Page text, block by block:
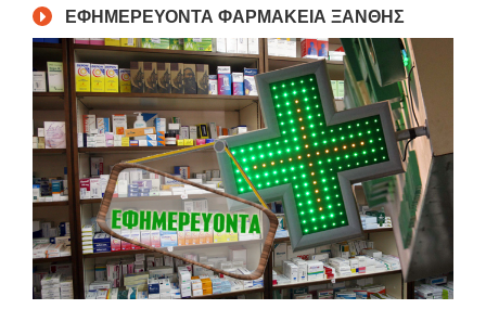
ΕΦΗΜΕΡΕΥΟΝΤΑ ΦΑΡΜΑΚΕΙΑ ΞΑΝΘΗΣ